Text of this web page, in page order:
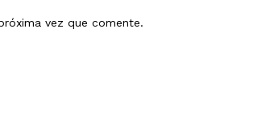
vez que comente.